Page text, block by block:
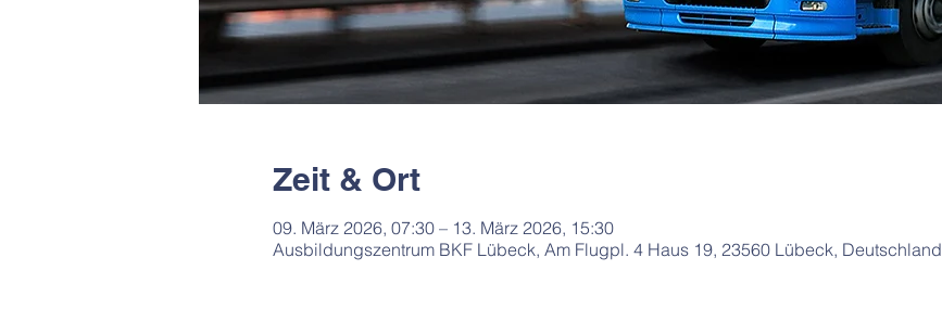
Zeit & Ort
09. März 2026, 07:30 – 13. März 2026, 15:30
Ausbildungszentrum BKF Lübeck, Am Flugpl. 4 Haus 19, 23560 Lübeck, Deutschland